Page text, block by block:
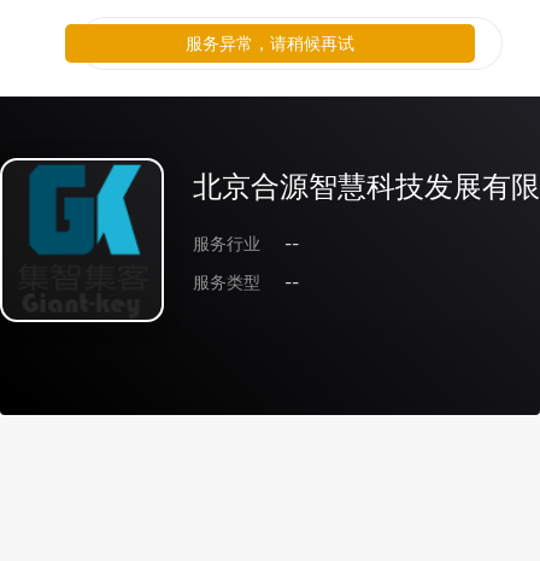
北京合源智慧科技发展有
服务行业
--
服务类型
--
服务异常，请稍候再试